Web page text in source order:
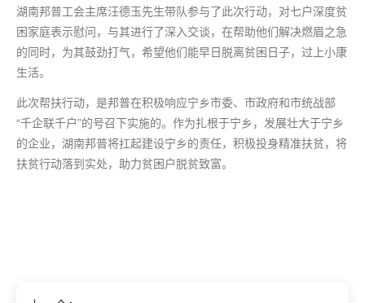
湖南邦普工会主席汪德玉先生带队参与了此次行动，对七户深度贫
困家庭表示慰问，与其进行了深入交谈，在帮助他们解决燃眉之急
的同时，为其鼓劲打气，希望他们能早日脱离贫困日子，过上小康
生活。
此次帮扶行动，是邦普在积极响应宁乡市委、市政府和市统战部
“千企联千户”的号召下实施的。作为扎根于宁乡，发展壮大于宁乡
的企业，湖南邦普将扛起建设宁乡的责任，积极投身精准扶贫，将
扶贫行动落到实处，助力贫困户脱贫致富。